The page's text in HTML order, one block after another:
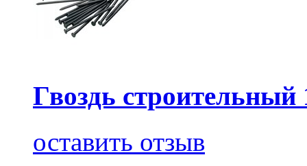
Гвоздь строительный
оставить отзыв